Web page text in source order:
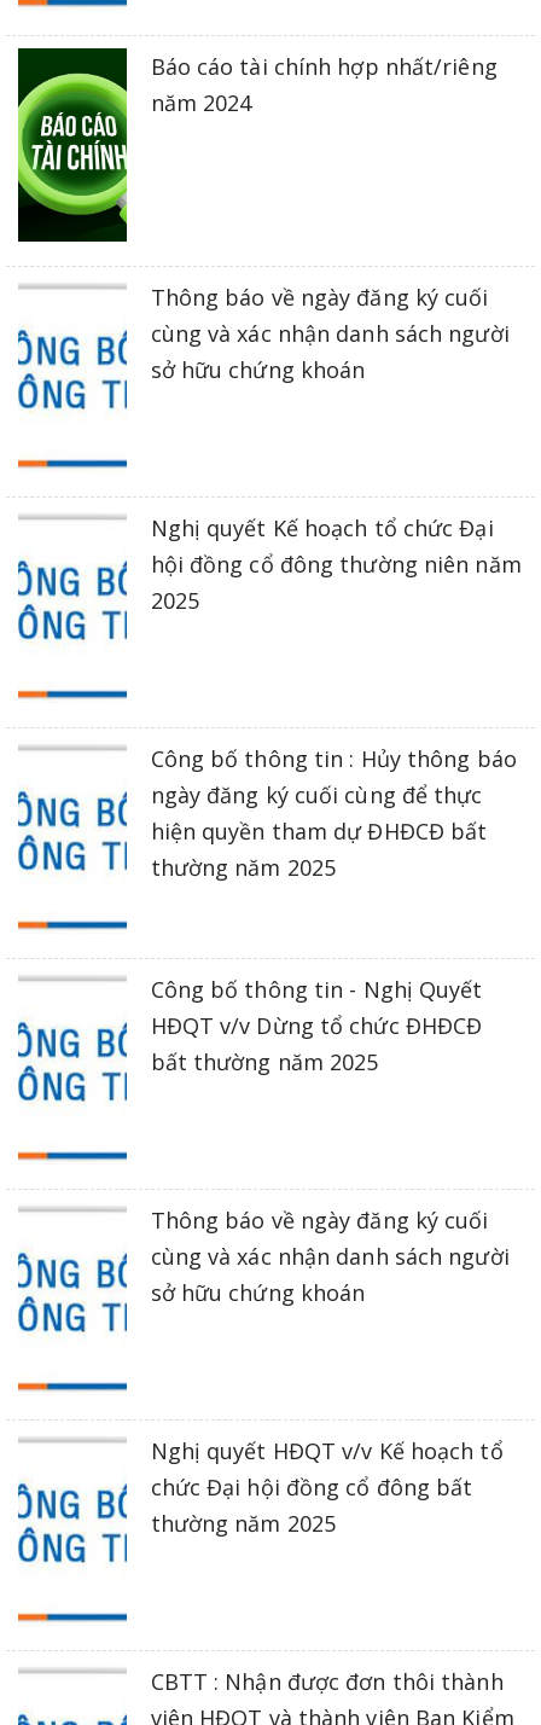
Báo cáo tài chính hợp nhất/riêng
năm 2024
Thông báo về ngày đăng ký cuối
cùng và xác nhận danh sách người
sở hữu chứng khoán
Nghị quyết Kế hoạch tổ chức Đại
hội đồng cổ đông thường niên năm
2025
Công bố thông tin : Hủy thông báo
ngày đăng ký cuối cùng để thực
hiện quyền tham dự ĐHĐCĐ bất
thường năm 2025
Công bố thông tin - Nghị Quyết
HĐQT v/v Dừng tổ chức ĐHĐCĐ
bất thường năm 2025
Thông báo về ngày đăng ký cuối
cùng và xác nhận danh sách người
sở hữu chứng khoán
Nghị quyết HĐQT v/v Kế hoạch tổ
chức Đại hội đồng cổ đông bất
thường năm 2025
CBTT : Nhận được đơn thôi thành
viên HĐQT và thành viên Ban Kiểm